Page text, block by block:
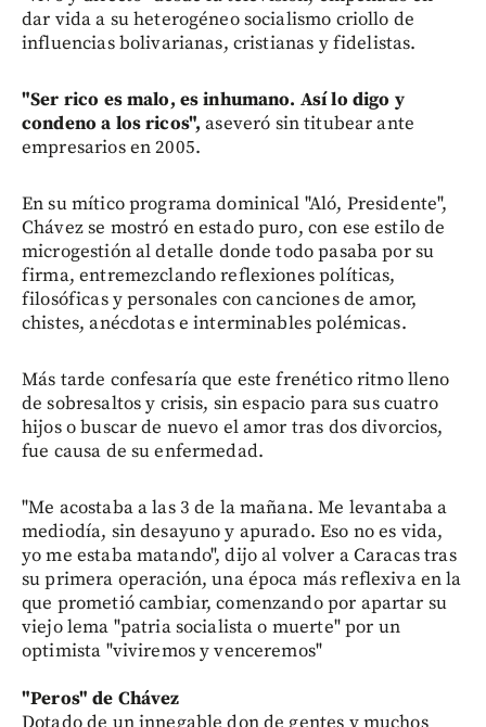
dar vida a su heterogéneo socialismo criollo de
influencias bolivarianas, cristianas y fidelistas.
"Ser rico es malo, es inhumano. Así lo digo y
condeno a los ricos", aseveró sin titubear ante
empresarios en 2005.
En su mítico programa dominical "Aló, Presidente",
Chávez se mostró en estado puro, con ese estilo de
microgestión al detalle donde todo pasaba por su
firma, entremezclando reflexiones políticas,
filosóficas y personales con canciones de amor,
chistes, anécdotas e interminables polémicas.
Más tarde confesaría que este frenético ritmo lleno
de sobresaltos y crisis, sin espacio para sus cuatro
hijos o buscar de nuevo el amor tras dos divorcios,
fue causa de su enfermedad.
"Me acostaba a las 3 de la mañana. Me levantaba a
mediodía, sin desayuno y apurado. Eso no es vida,
yo me estaba matando", dijo al volver a Caracas tras
su primera operación, una época más reflexiva en la
que prometió cambiar, comenzando por apartar su
viejo lema "patria socialista o muerte" por un
optimista "viviremos y venceremos"
"Peros" de Chávez
Dotado de un innegable don de gentes y muchos